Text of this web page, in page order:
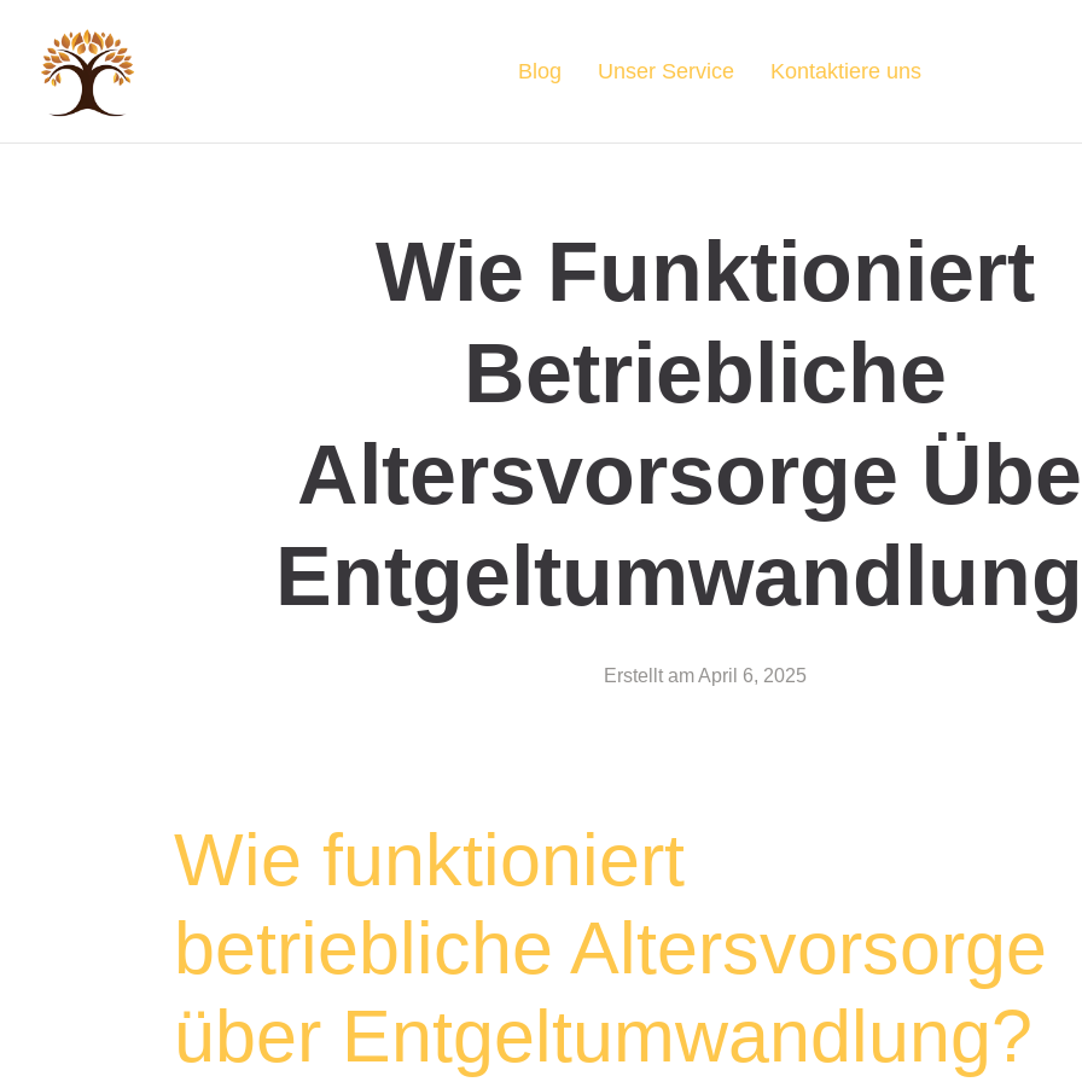
Blog Unser Service Kontaktiere uns
Wie Funktioniert
Betriebliche
Altersvorsorge
Erstellt amApril 6, 2025
Wie funktioniert
betriebliche Altersvorsorge
über Entgeltumwandlung?